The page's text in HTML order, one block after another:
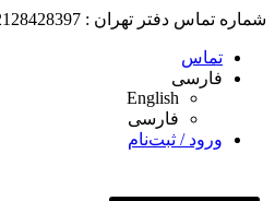
شماره تماس دفتر تهران : 02128428397
تماس
فارسی
English
فارسی
ورود / ثبت‌نام